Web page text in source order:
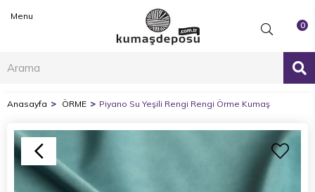
0
Menu
Anasayfa ÖRME Piyano Su Yeşili Rengi Rengi Örme Kumaş